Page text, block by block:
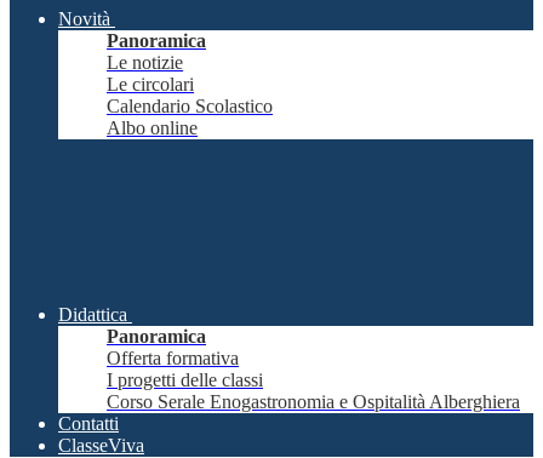
Novità
Panoramica
Le notizie
Le circolari
Calendario Scolastico
Albo online
Didattica
Panoramica
Offerta formativa
I progetti delle classi
Corso Serale Enogastronomia e Ospitalità Alberghiera
Contatti
ClasseViva